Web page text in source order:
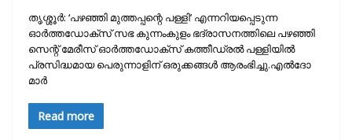
തൃശ്ശൂർ: ‘പഴഞ്ഞി മുത്തപ്പന്റെ പള്ളി’ എന്നറിയപ്പെടുന്ന
ഓർത്തഡോക്സ്‌ സഭ കുന്നംകുളം ഭദ്രാസനത്തിലെ പഴഞ്ഞി
സെന്റ് മേരീസ് ഓർത്തഡോക്സ്‌ കത്തീഡ്രൽ പള്ളിയിൽ
പ്രസിദ്ധമായ പെരുന്നാളിന് ഒരുക്കങ്ങൾ ആരംഭിച്ചു.എൽദോ
മാർ
Read more